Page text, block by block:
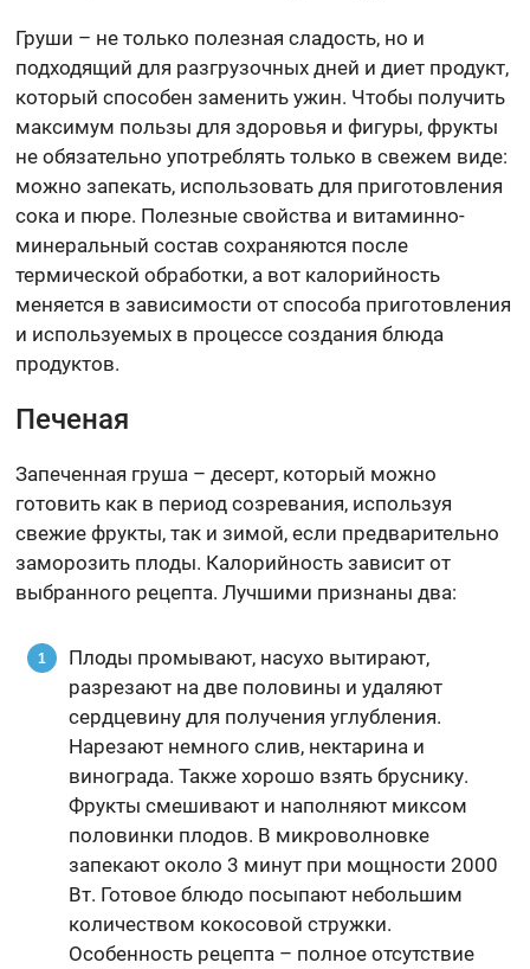
Груши – не только полезная сладость, но и
подходящий для разгрузочных дней и диет продукт,
который способен заменить ужин. Чтобы получить
максимум пользы для здоровья и фигуры, фрукты
не обязательно употреблять только в свежем виде:
можно запекать, использовать для приготовления
сока и пюре. Полезные свойства и витаминно-
минеральный состав сохраняются после
термической обработки, а вот калорийность
меняется в зависимости от способа приготовления
и используемых в процессе создания блюда
продуктов.
Печеная
Запеченная груша – десерт, который можно
готовить как в период созревания, используя
свежие фрукты, так и зимой, если предварительно
заморозить плоды. Калорийность зависит от
выбранного рецепта. Лучшими признаны два:
Плоды промывают, насухо вытирают,
разрезают на две половины и удаляют
сердцевину для получения углубления.
Нарезают немного слив, нектарина и
винограда. Также хорошо взять бруснику.
Фрукты смешивают и наполняют миксом
половинки плодов. В микроволновке
запекают около 3 минут при мощности 2000
Вт. Готовое блюдо посыпают небольшим
количеством кокосовой стружки.
Особенность рецепта – полное отсутствие